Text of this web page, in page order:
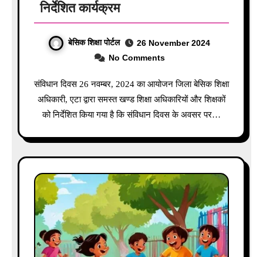
निर्देशित कार्यक्रम
बेसिक शिक्षा पोर्टल
26 November 2024
No Comments
संविधान दिवस 26 नवम्बर, 2024 का आयोजन जिला बेसिक शिक्षा
अधिकारी, एटा द्वारा समस्त खण्ड शिक्षा अधिकारियों और शिक्षकों
को निर्देशित किया गया है कि संविधान दिवस के अवसर पर…